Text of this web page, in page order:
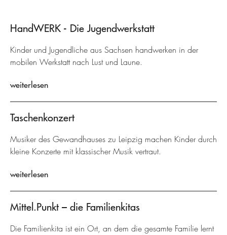
HandWERK - Die Jugendwerkstatt
Kinder und Jugendliche aus Sachsen handwerken in der
mobilen Werkstatt nach Lust und Laune.
weiterlesen
Taschenkonzert
Musiker des Gewandhauses zu Leipzig machen Kinder durch
kleine Konzerte mit klassischer Musik vertraut.
weiterlesen
Mittel.Punkt – die Familienkitas
Die Familienkita ist ein Ort, an dem die gesamte Familie lernt